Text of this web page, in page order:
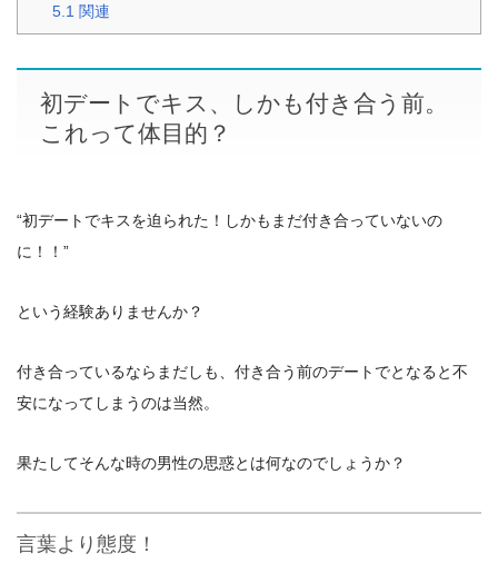
5.1 関連
初デートでキス、しかも付き合う前。
これって体目的？
“初デートでキスを迫られた！しかもまだ付き合っていないの
に！！”
という経験ありませんか？
付き合っているならまだしも、付き合う前のデートでとなると不
安になってしまうのは当然。
果たしてそんな時の男性の思惑とは何なのでしょうか？
言葉より態度！